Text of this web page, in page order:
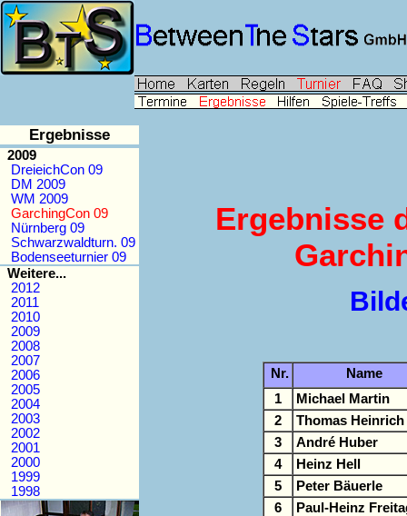
Ergebnisse
2009
DreieichCon 09
DM 2009
WM 2009
GarchingCon 09
Nürnberg 09
Schwarzwaldturn. 09
Bodenseeturnier 09
Weitere...
2012
2011
2010
2009
2008
2007
2006
2005
2004
2003
2002
2001
2000
1999
1998
Ergebnisse
Nr.
Name
1
Michael Martin
2
Thomas Heinrich
3
André Huber
4
Heinz Hell
5
Peter Bäuerle
6
Paul-Heinz